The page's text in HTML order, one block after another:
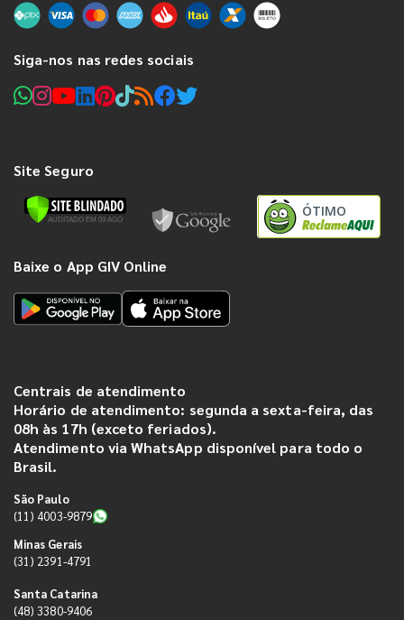
Siga-nos nas redes sociais
Site Seguro
ÓTIMO
Baixe o App GIV Online
Centrais de atendimento
Horário de atendimento: segunda a sexta-feira, das
08h às 17h (exceto feriados).
Atendimento via WhatsApp disponível para todo o
Brasil.
São Paulo
(11) 4003-9879
Minas Gerais
(31) 2391-4791
Santa Catarina
(48) 3380-9406